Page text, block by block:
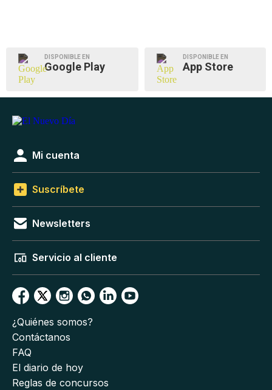
DISPONIBLE EN
Google Play
DISPONIBLE EN
App Store
Mi cuenta
Suscríbete
Newsletters
Servicio al cliente
¿Quiénes somos?
Contáctanos
FAQ
El diario de hoy
Reglas de concursos